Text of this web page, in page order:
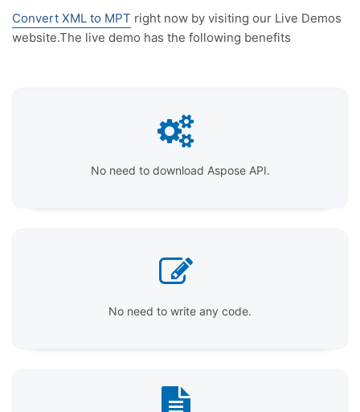
Convert XML to MPT right now by visiting our Live Demos
website.The live demo has the following benefits
No need to download Aspose API.
No need to write any code.